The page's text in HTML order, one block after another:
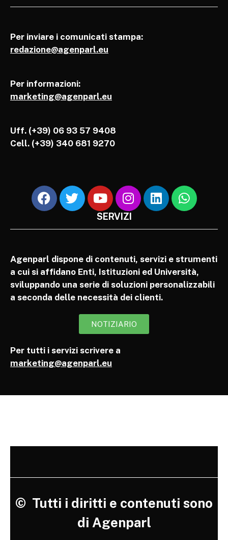
Per inviare i comunicati stampa:
redazione@agenparl.eu
Per informazioni:
marketing@agenparl.eu
Uff. (+39) 06 93 57 9408
Cell. (+39) 340 681 9270
SERVIZI
Agenparl dispone di contenuti, servizi e strumenti
a cui si affidano Enti, Istituzioni ed Università,
sviluppando una serie di soluzioni personalizzabili
a seconda delle necessità dei clienti.
NOTIZIARIO
Per tutti i servizi scrivere a
marketing@agenparl.eu
© Tutti i diritti e contenuti sono
di Agenparl